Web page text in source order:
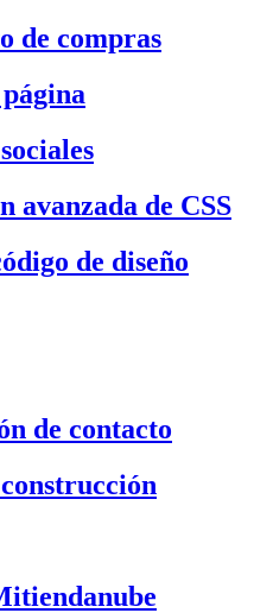
de compras
avanzada de CSS
de diseño
de contacto